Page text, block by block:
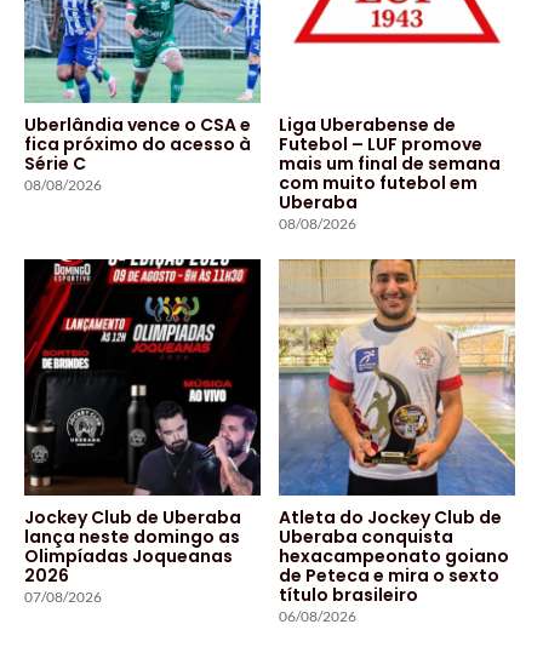
Uberlândia vence o CSA e
fica próximo do acesso à
Série C
08/08/2026
Liga Uberabense de
Futebol – LUF promove
mais um final de semana
com muito futebol em
Uberaba
08/08/2026
Jockey Club de Uberaba
lança neste domingo as
Olimpíadas Joqueanas
2026
07/08/2026
Atleta do Jockey Club de
Uberaba conquista
hexacampeonato goiano
de Peteca e mira o sexto
título brasileiro
06/08/2026